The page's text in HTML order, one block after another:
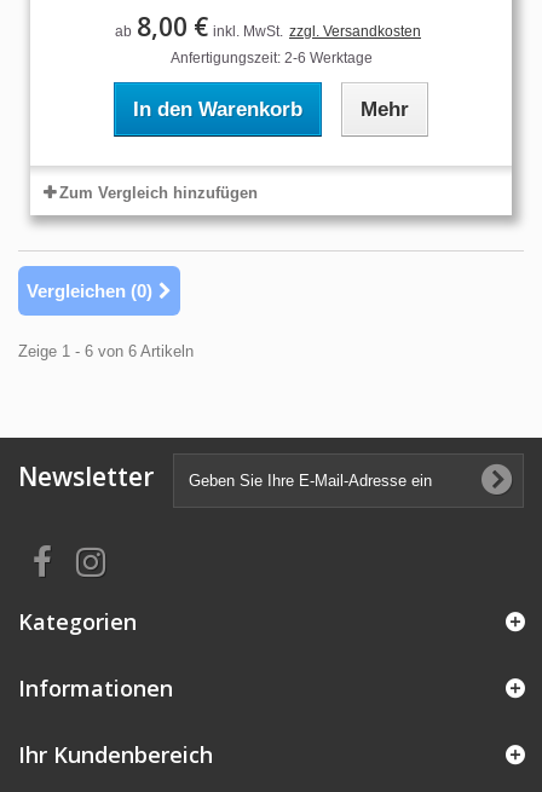
ab 8,00 € inkl. MwSt. zzgl. Versandkosten
Anfertigungszeit: 2-6 Werktage
In den Warenkorb Mehr
Zum Vergleich hinzufügen
Vergleichen (0)
Zeige 1 - 6 von 6 Artikeln
Newsletter
Kategorien
Informationen
Ihr Kundenbereich